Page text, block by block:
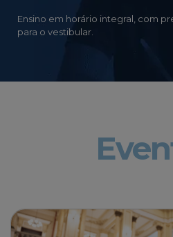
Ensino em horário integral, com
para o vestibular.